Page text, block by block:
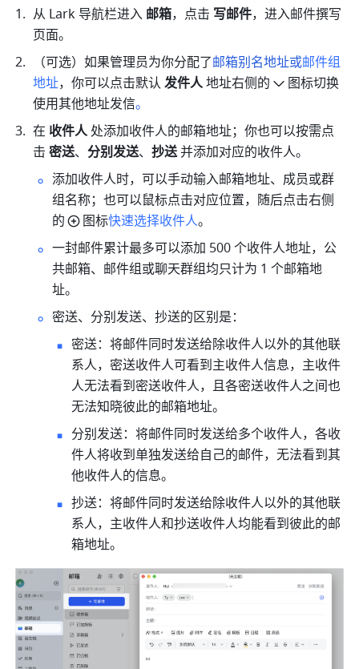
从 Lark 导航栏进入 邮箱，点击 写邮件，进入邮件撰写
页面。
（可选）如果管理员为你分配了邮箱别名地址或邮件组
地址，你可以点击默认 发件人 地址右侧的
图标切换
使用其他地址发信。
在 收件人 处添加收件人的邮箱地址；你也可以按需点
击 密送、分别发送、抄送 并添加对应的收件人。
添加收件人时，可以手动输入邮箱地址、成员或群
组名称；也可以鼠标点击对应位置，随后点击右侧
的
图标快速选择收件人。
一封邮件累计最多可以添加 500 个收件人地址，公
共邮箱、邮件组或聊天群组均只计为 1 个邮箱地
址。
密送、分别发送、抄送的区别是：
密送：将邮件同时发送给除收件人以外的其他联
系人，密送收件人可看到主收件人信息，主收件
人无法看到密送收件人，且各密送收件人之间也
无法知晓彼此的邮箱地址。
分别发送：将邮件同时发送给多个收件人，各收
件人将收到单独发送给自己的邮件，无法看到其
他收件人的信息。
抄送：将邮件同时发送给除收件人以外的其他联
系人，主收件人和抄送收件人均能看到彼此的邮
箱地址。